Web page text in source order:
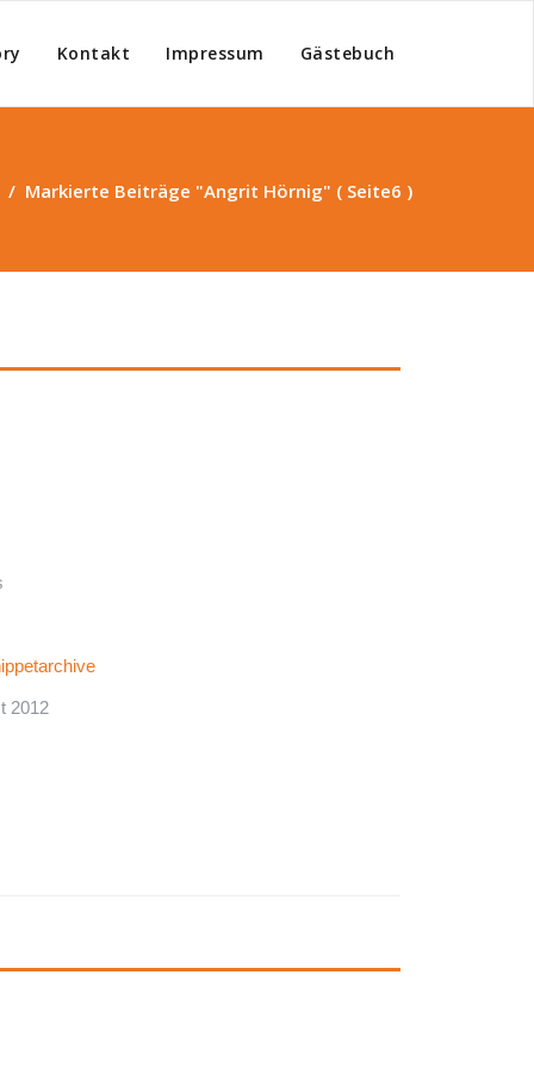
Kontakt Impressum Gästebuch
/ Markierte Beiträge "Angrit Hörnig" ( Seite6 )
2012